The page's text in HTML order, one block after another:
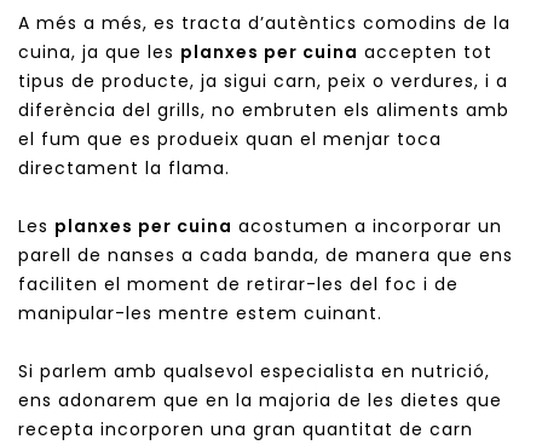
A més a més, es tracta d’autèntics comodins de la
cuina, ja que les planxes per cuina accepten tot
tipus de producte, ja sigui carn, peix o verdures, i a
diferència del grills, no embruten els aliments amb
el fum que es produeix quan el menjar toca
directament la flama.
Les planxes per cuina acostumen a incorporar un
parell de nanses a cada banda, de manera que ens
faciliten el moment de retirar-les del foc i de
manipular-les mentre estem cuinant.
Si parlem amb qualsevol especialista en nutrició,
ens adonarem que en la majoria de les dietes que
recepta incorporen una gran quantitat de carn